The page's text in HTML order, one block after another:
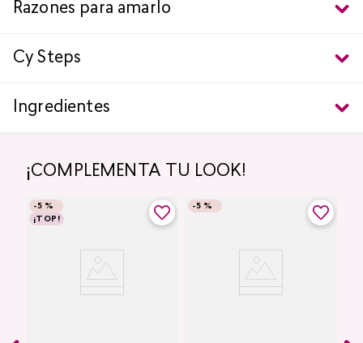
Razones para amarlo
Cy Steps
Ingredientes
¡COMPLEMENTA TU LOOK!
-5 %
¡TOP!
-5 %